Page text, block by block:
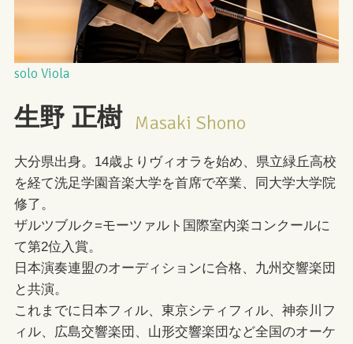
solo Viola
生野 正樹 Masaki Shono
大分県出身。14歳よりヴィオラを始め、県立緑丘高校
を経て洗足学園音楽大学を首席で卒業、同大学大学院
修了。
ザルツブルク=モーツァルト国際室内楽コンクールに
て第2位入賞。
日本演奏連盟のオーディションに合格、九州交響楽団
と共演。
これまでに日本フィル、東京シティフィル、神奈川フ
ィル、広島交響楽団、山形交響楽団など全国のオーケ